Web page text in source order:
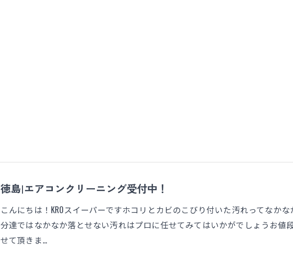
徳島|エアコンクリーニング受付中！
こんにちは！KROスイーパーですホコリとカビのこびり付いた汚れってなか
分達ではなかなか落とせない汚れはプロに任せてみてはいかがでしょうお値
せて頂きま…